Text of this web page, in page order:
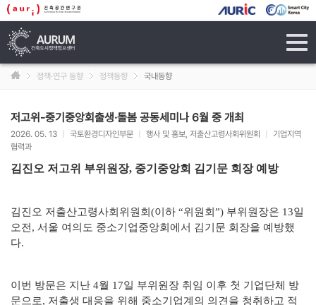
정책·연구 동향 정책동향 국내동향
저고위-중기중앙회출생·돌봄 공동세미나 6월 중 개최
2026. 05. 13 국토환경디자인부문 행사 및 홍보, 저출산고령사회위원회
기업지역
협력과
김진오 저고위 부위원장, 중기중앙회 김기문 회장 예방
김진오 저출산고령사회위원회(이하 “위원회”) 부위원장은 13일
오전, 서울 여의도 중소기업중앙회에서 김기문 회장을 예방했
다.
이번 방문은 지난 4월 17일 부위원장 취임 이후 첫 기업단체 방
문으로, 저출생 대응을 위해 중소기업계의 의견을 청취하고 적